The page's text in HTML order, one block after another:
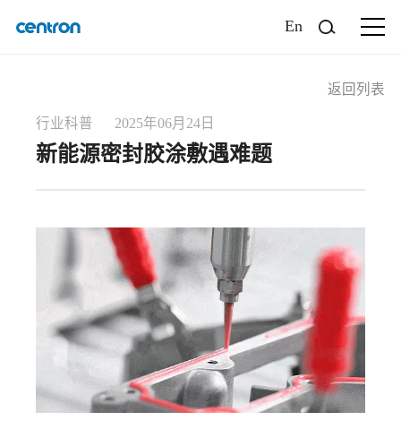
En
返回列表
行业科普 2025年06月24日
新能源密封胶涂敷遇难题